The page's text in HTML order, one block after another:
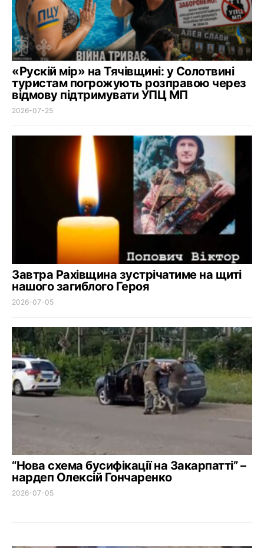
«Рускій мір» на Тячівщині: у Солотвині
туристам погрожують розправою через
відмову підтримувати УПЦ МП
2026-07-25
Завтра Рахівщина зустрічатиме на щиті
нашого загиблого Героя
2026-07-05
“Нова схема бусифікації на Закарпатті” –
нардеп Олексій Гончаренко
2026-07-05